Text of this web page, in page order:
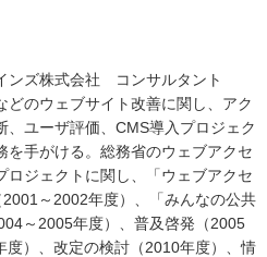
ンズ株式会社 コンサルタント
どのウェブサイト改善に関し、アク
、ユーザ評価、CMS導入プロジェク
を手がける。総務省のウェブアクセ
ロジェクトに関し、「ウェブアクセ
～2002年度）、「みんなの公共
～2005年度）、普及啓発（2005
）、改定の検討（2010年度）、情